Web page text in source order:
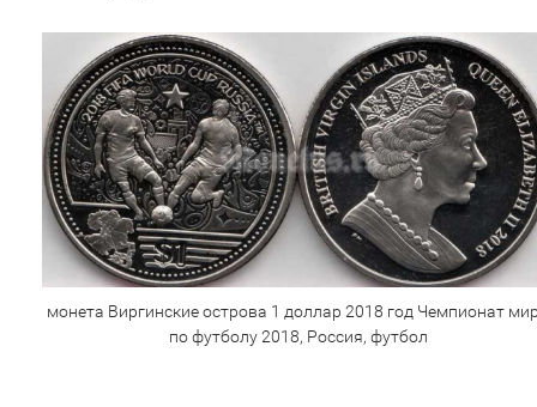
монета Виргинские острова 1 доллар 2018 год Чемпионат
по футболу 2018, Россия, футбол